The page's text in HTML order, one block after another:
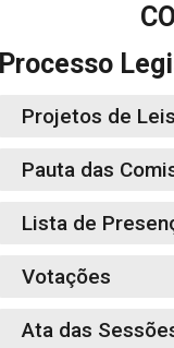
Processo
Projetos de
Pauta das
Lista de
Votações
Ata das